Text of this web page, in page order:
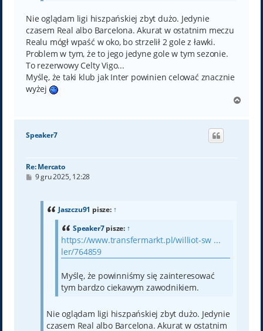
Nie oglądam ligi hiszpańskiej zbyt dużo. Jedynie
czasem Real albo Barcelona. Akurat w ostatnim meczu
Realu mógł wpaść w oko, bo strzelił 2 gole z ławki.
Problem w tym, że to jego jedyne gole w tym sezonie.
To rezerwowy Celty Vigo...
Myślę, że taki klub jak Inter powinien celować znacznie
wyżej
g
Speaker7
Re: Mercato
P9 gru 2025, 12:28
Jaszczu91 pisze: ↑
Speaker7pisze: ↑
https://www.transfermarkt.pl/williot-sw ...
ler/764859
Myślę, że powinniśmy się zainteresować
tym bardzo ciekawym zawodnikiem.
Nie oglądam ligi hiszpańskiej zbyt dużo. Jedynie
czasem Real albo Barcelona. Akurat w ostatnim